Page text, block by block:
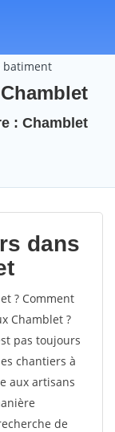
batiment
: Chamblet
dans
? Comment
Chamblet ?
pas toujours
chantiers à
aux artisans
de